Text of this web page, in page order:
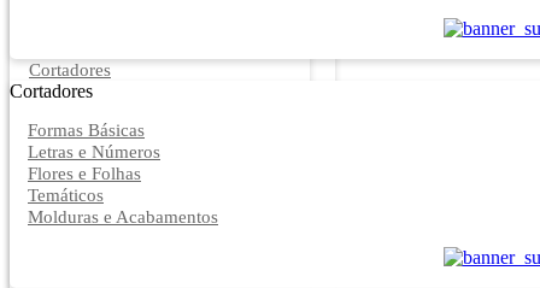
Cortadores
Cortadores
Formas Básicas
Letras e Números
Flores e Folhas
Temáticos
Molduras e Acabamentos